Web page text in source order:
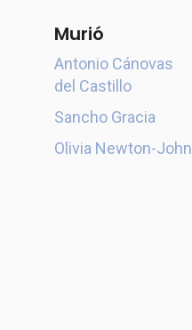
Murió
Antonio Cánovas
del Castillo
Sancho Gracia
Olivia Newton-John